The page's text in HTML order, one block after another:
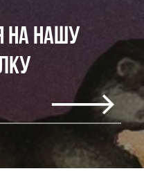
НА НАШУ